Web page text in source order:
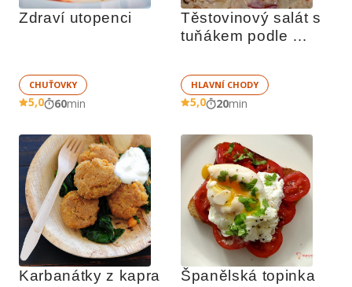
Zdraví utopenci
CHUŤOVKY
5,0 60min
Těstovinový salát s
tuňákem podle
HLAVNÍ CHODY
5,0 20min
Karbanátky z kapra
Španělská topinka